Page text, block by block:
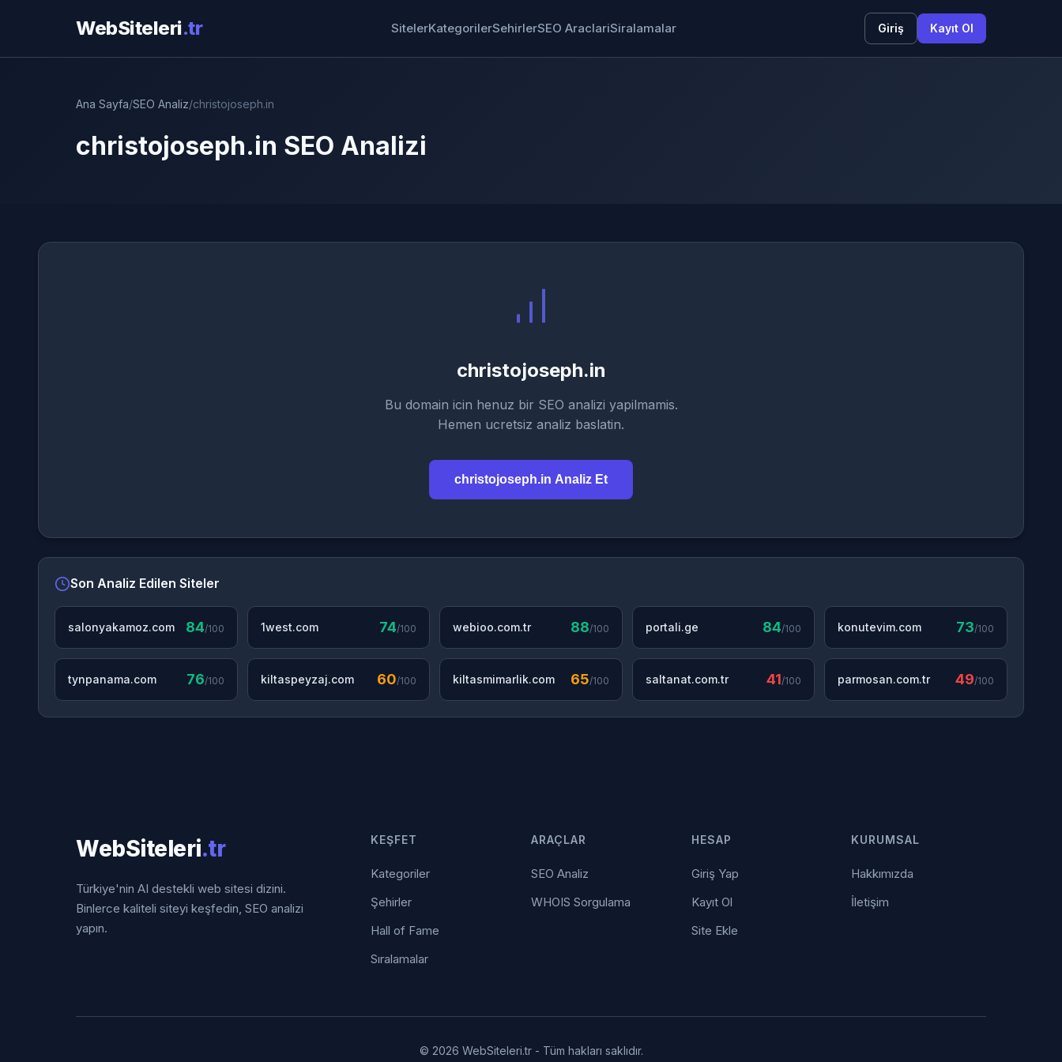
WebSiteleri.tr SitelerKategorilerSehirlerSEO AraclariSiralamalar Giriş Kayıt Ol
Ana Sayfa/SEO Analiz/christojoseph.in
christojoseph.in SEO Analizi
christojoseph.in
Bu domain icin henuz bir SEO analizi yapilmamis.
Hemen ucretsiz analiz baslatin.
christojoseph.in Analiz Et
Son Analiz Edilen Siteler
salonyakamoz.com 84/100 1west.com 74/100 webioo.com.tr 88/100 portali.ge 84/100 konutevim.com 73/100
tynpanama.com 76/100 kiltaspeyzaj.com 60/100 kiltasmimarlik.com 65/100 saltanat.com.tr 41/100 parmosan.com.tr 49/100
WebSiteleri.tr
Türkiye'nin AI destekli web sitesi dizini.
Binlerce kaliteli siteyi keşfedin, SEO analizi
yapın.
KEŞFET
Kategoriler
Şehirler
Hall of Fame
Sıralamalar
ARAÇLAR
SEO Analiz
WHOIS Sorgulama
HESAP
Giriş Yap
Kayıt Ol
Site Ekle
KURUMSAL
Hakkımızda
İletişim
© 2026 WebSiteleri.tr - Tüm hakları saklıdır.